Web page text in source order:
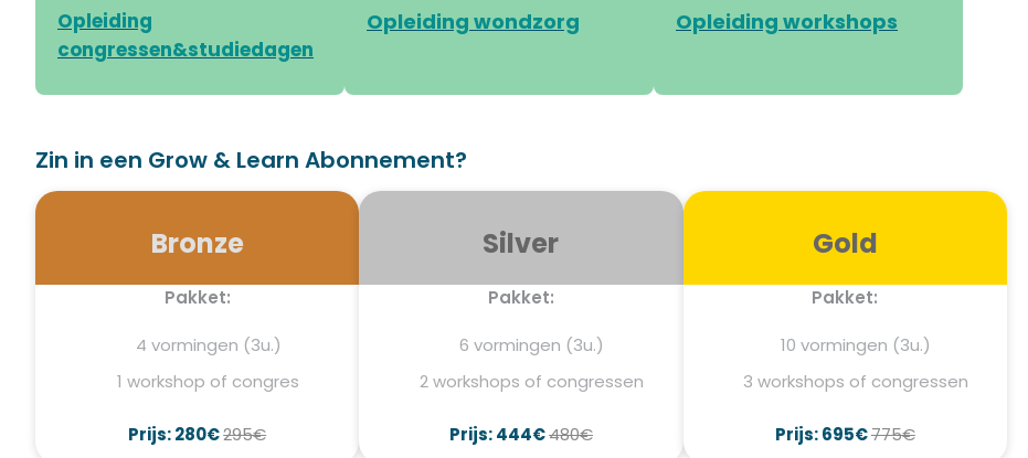
Opleiding
congressen&studiedagen
Opleiding wondzorg Opleiding workshops
Zin in een Grow & Learn Abonnement?
Bronze
Pakket:
4 vormingen (3u.)
1 workshop of congres
Prijs: 280€295€
Silver
Pakket:
6 vormingen (3u.)
2 workshops of congressen
Prijs: 444€480€
Gold
Pakket:
10 vormingen (3u.)
3 workshops of congressen
Prijs: 695€775€